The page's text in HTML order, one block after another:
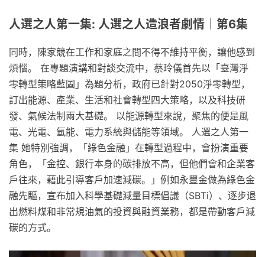
人選之人第一集: 人選之人造浪者劇情｜第6集
同時，陳家競在工作和家庭之間不得不維持平衡，讓他感到
煩惱。 在專題演講和對談交流中，蔡玲儀首先以「臺灣淨
零轉型策略藍圖」為題分析，政府已針對2050淨零轉型，
訂出能源、產業、生活和社會轉型四大策略，以及科技研
發、氣候法制兩大基礎。 以能源轉型來說，聚焦的便是風
電、光電、氫能、電力系統與儲能等領域。 人選之人第一
集 她特別強調，「綠色金融」在轉型過程中，會扮演重要
角色，「金控、銀行本身的碳排放不高，但他們會和企業客
戶往來，藉此引導客戶加速減碳。」例如永豐金做為綠色金
融先驅，宣布加入科學基礎減量目標倡議（SBTi）、逐步退
出燃料煤和非常規油氣的投資與融資業務，都是帶動客戶減
碳的方式。